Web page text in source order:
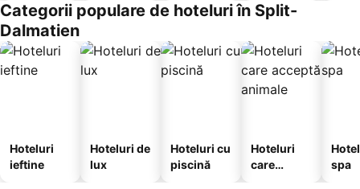
Categorii populare de hoteluri în Split-
Dalmatien
Hoteluri
ieftine
Hoteluri de
lux
Hoteluri cu
piscină
Hoteluri
care
spa